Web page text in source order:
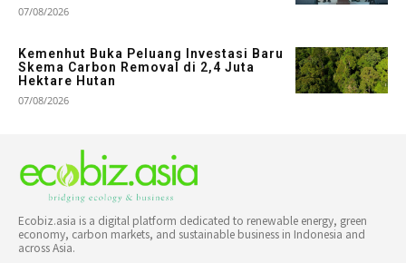
07/08/2026
Kemenhut Buka Peluang Investasi Baru
Skema Carbon Removal di 2,4 Juta
Hektare Hutan
07/08/2026
Ecobiz.asia is a digital platform dedicated to renewable energy, green
economy, carbon markets, and sustainable business in Indonesia and
across Asia.